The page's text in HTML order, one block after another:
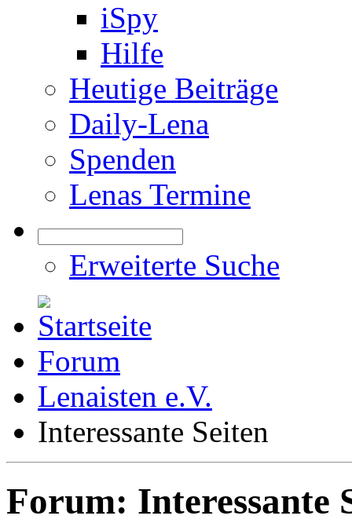
iSpy
Hilfe
Heutige Beiträge
Daily-Lena
Spenden
Lenas Termine
Erweiterte Suche
Forum
Lenaisten e.V.
Interessante Seiten
Forum: Interessante